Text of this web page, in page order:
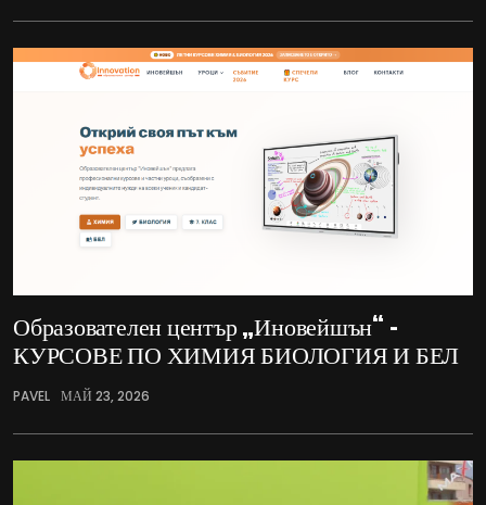
Образователен център „Иновейшън“ –
КУРСОВЕ ПО ХИМИЯ БИОЛОГИЯ И БЕЛ
PAVEL МАЙ 23, 2026